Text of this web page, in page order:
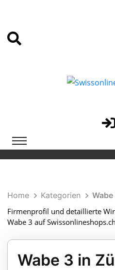
Home Kategorien
Wabe
Firmenprofil und detaillierte
Wabe 3 auf
Wabe 3 in